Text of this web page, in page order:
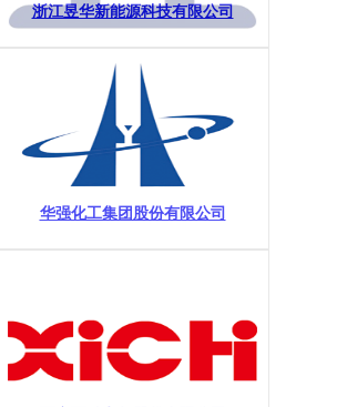
浙江昱华新能源科技有限公司
华强化工集团股份有限公司